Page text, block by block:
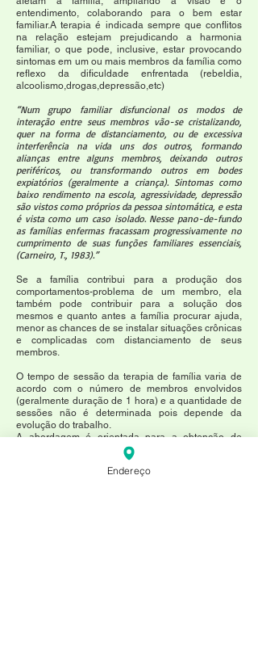
entendimento, colaborando para o bem estar
familiar.A terapia é indicada sempre que conflitos
na relação estejam prejudicando a harmonia
familiar, o que pode, inclusive, estar provocando
sintomas em um ou mais membros da família como
reflexo da dificuldade enfrentada (rebeldia,
alcoolismo,drogas,depressão,etc)
“Num grupo familiar disfuncional os modos de
interação entre seus membros vão-se cristalizando,
quer na forma de distanciamento, ou de excessiva
interferência na vida uns dos outros, formando
alianças entre alguns membros, deixando outros
periféricos, ou transformando outros em bodes
expiatórios (geralmente a criança). Sintomas como
baixo rendimento na escola, agressividade, depressão
são vistos como próprios da pessoa sintomática, e esta
é vista como um caso isolado. Nesse pano-de-fundo
as famílias enfermas fracassam progressivamente no
cumprimento de suas funções familiares essenciais,
(Carneiro, T., 1983).”
Se a família contribui para a produção dos
comportamentos-problema de um membro, ela
também pode contribuir para a solução dos
mesmos e quanto antes a família procurar ajuda,
menor as chances de se instalar situações crônicas
e complicadas com distanciamento de seus
membros.
O tempo de sessão da terapia de família varia de
acordo com o número de membros envolvidos
(geralmente duração de 1 hora) e a quantidade de
sessões não é determinada pois depende da
evolução do trabalho.
A abordagem é orientada para a obtenção de
resultados num prazo curto e realizada, de
preferência, com todo os membros da família.
Endereço